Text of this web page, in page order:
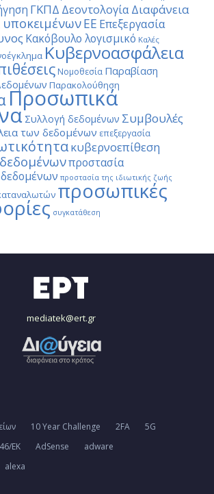
ΓΚΠΔ ΔεοντολογίαΔιαφάνεια
ΕΕ Επεξεργασία
Κακόβουλο λογισμικό Καλές
Κυβερνοασφάλεια
Νομοθεσία Παραβίαση
Παρακολούθηση
Προσωπικά
Συλλογή δεδομένων Συμβουλές
των δεδομένων επεξεργασία
κυβερνοεπίθεση
προστασία
προστασία της ιδιωτικής ζωής
προσωπικές
συγκατάθεση
mediatek@ert.gr
10 Year Challenge 2FA
5G
ΕΚ AdSense
adware
alexa